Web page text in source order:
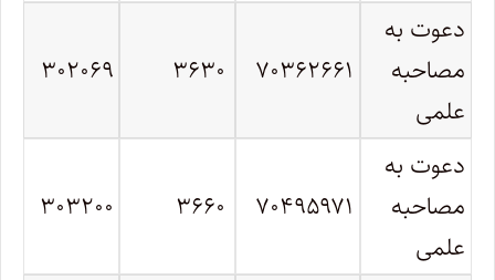
دعوت به
مصاحبه
علمی
۷۰۳۶۲۶۶۱ ۳۶۳۰ ۳۰۲۰۶۹
دعوت به
مصاحبه
علمی
۷۰۴۹۵۹۷۱ ۳۶۶۰ ۳۰۳۲۰۰